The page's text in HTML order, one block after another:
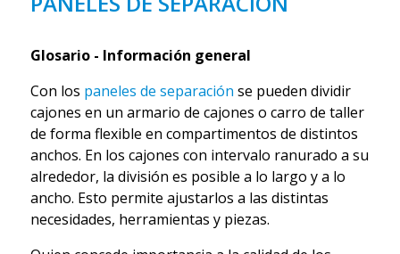
Glosario - Información general
Con los paneles de separación se pueden dividir
cajones en un armario de cajones o carro de taller
de forma flexible en compartimentos de distintos
anchos. En los cajones con intervalo ranurado a su
alrededor, la división es posible a lo largo y a lo
ancho. Esto permite ajustarlos a las distintas
necesidades, herramientas y piezas.